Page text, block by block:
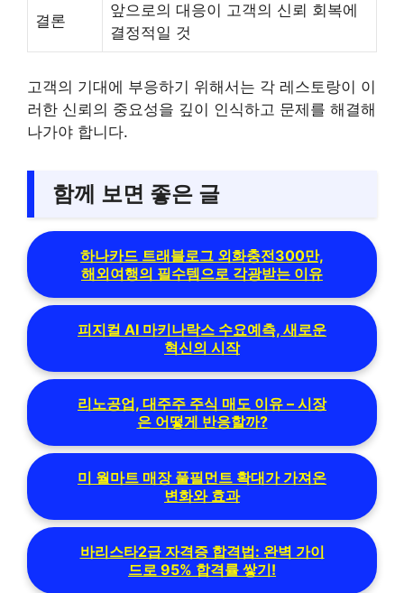
결론
앞으로의 대응이 고객의 신뢰 회복에
결정적일 것
고객의 기대에 부응하기 위해서는 각 레스토랑이 이
러한 신뢰의 중요성을 깊이 인식하고 문제를 해결해
나가야 합니다.
함께 보면 좋은 글
하나카드 트래블로그 외화충전300만,
해외여행의 필수템으로 각광받는 이유
피지컬 AI 마키나락스 수요예측, 새로운
혁신의 시작
리노공업, 대주주 주식 매도 이유 – 시장
은 어떻게 반응할까?
미 월마트 매장 풀필먼트 확대가 가져온
변화와 효과
바리스타2급 자격증 합격법: 완벽 가이
드로 95% 합격률 쌓기!